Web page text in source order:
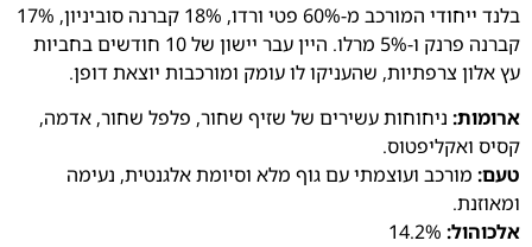
בלנד ייחודי המורכב מ-60% פטי ורדו, 18% קברנה סוביניון, 17%
קברנה פרנק ו-5% מרלו. היין עבר יישון של 10 חודשים בחביות
עץ אלון צרפתיות, שהעניקו לו עומק ומורכבות יוצאת דופן.
ארומות: ניחוחות עשירים של שזיף שחור, פלפל שחור, אדמה,
קסיס ואקליפטוס.
טעם: מורכב ועוצמתי עם גוף מלא וסיומת אלגנטית, נעימה
ומאוזנת.
אלכוהול: